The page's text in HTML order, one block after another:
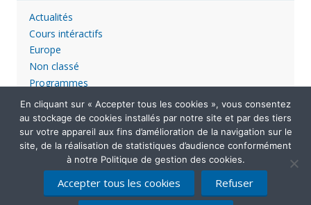
Actualités
Cours intéractifs
Europe
Non classé
Programmes
Mentions légales Politique de confidentialité
En cliquant sur « Accepter tous les cookies », vous consentez
au stockage de cookies installés par notre site et par des tiers
sur votre appareil aux fins d’amélioration de la navigation sur le
site, de la réalisation de statistiques d’audience conformément
à notre Politique de gestion des cookies.
Accepter tous les cookies Refuser